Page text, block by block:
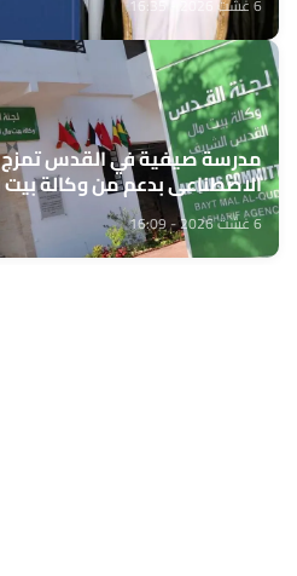
مدرسة صيفية في القدس تمزج
الاصطناعي بدعم من وكالة
6 غشت 2026 - 16:09